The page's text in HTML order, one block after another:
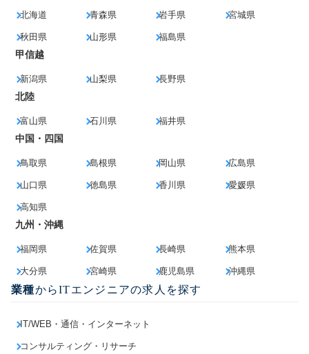
北海道 青森県 岩手県 宮城県
秋田県 山形県 福島県
甲信越
新潟県 山梨県 長野県
北陸
富山県 石川県 福井県
中国・四国
鳥取県 島根県 岡山県 広島県
山口県 徳島県 香川県 愛媛県
高知県
九州・沖縄
福岡県 佐賀県 長崎県 熊本県
大分県 宮崎県 鹿児島県 沖縄県
業種からITエンジニアの求人を探す
IT/WEB・通信・インターネット
コンサルティング・リサーチ